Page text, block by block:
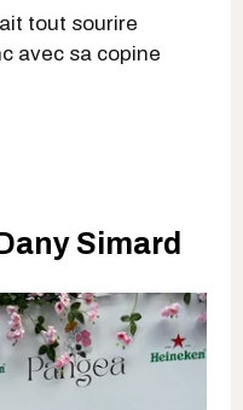
tout sourire
avec sa copine
Simard